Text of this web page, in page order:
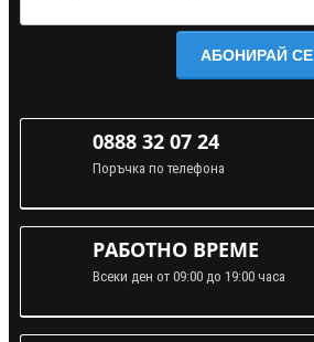
АБОНИРАЙ СЕ
0888 32 07 24
Поръчка по телефона
РАБОТНО ВРЕМЕ
Всеки ден от 09:00 до 19:00 часа